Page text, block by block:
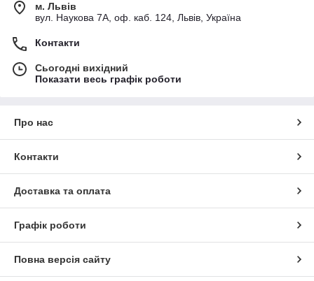
м. Львів
вул. Наукова 7А, оф. каб. 124, Львів, Україна
Контакти
Сьогодні вихідний
Показати весь графік роботи
Про нас
Контакти
Доставка та оплата
Графік роботи
Повна версія сайту